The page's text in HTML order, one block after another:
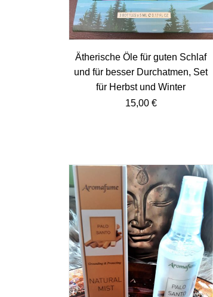
Ätherische Öle für guten Schlaf
und für besser Durchatmen, Set
für Herbst und Winter
15,00 €